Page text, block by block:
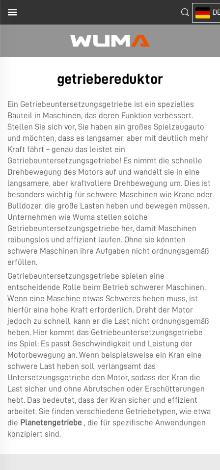
getriebereduktor
Ein Getriebeuntersetzungsgetriebe ist ein spezielles
Bauteil in Maschinen, das deren Funktion verbessert.
Stellen Sie sich vor, Sie haben ein großes Spielzeugauto
und möchten, dass es langsamer, aber mit deutlich mehr
Kraft fährt – genau das leistet ein
Getriebeuntersetzungsgetriebe! Es nimmt die schnelle
Drehbewegung des Motors auf und wandelt sie in eine
langsamere, aber kraftvollere Drehbewegung um. Dies ist
besonders wichtig für schwere Maschinen wie Krane oder
Bulldozer, die große Lasten heben und bewegen müssen.
Unternehmen wie Wuma stellen solche
Getriebeuntersetzungsgetriebe her, damit Maschinen
reibungslos und effizient laufen. Ohne sie könnten
schwere Maschinen ihre Aufgaben nicht ordnungsgemäß
erfüllen.
Getriebeuntersetzungsgetriebe spielen eine
entscheidende Rolle beim Betrieb schwerer Maschinen.
Wenn eine Maschine etwas Schweres heben muss, ist
hierfür eine hohe Kraft erforderlich. Dreht der Motor
jedoch zu schnell, kann er die Last nicht ordnungsgemäß
heben. Hier kommt das Getriebeuntersetzungsgetriebe
ins Spiel: Es passt Geschwindigkeit und Leistung der
Motorbewegung an. Wenn beispielsweise ein Kran eine
schwere Last heben soll, verlangsamt das
Untersetzungsgetriebe den Motor, sodass der Kran die
Last sicher und ohne Abrutschen oder Erschütterungen
hebt. Das bedeutet, dass der Kran sicher und effizient
arbeitet. Sie finden verschiedene Getriebetypen, wie etwa
die Planetengetriebe , die für spezifische Anwendungen
konzipiert sind.